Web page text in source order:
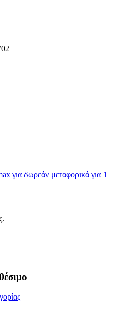
για δωρεάν μεταφορικά για 1